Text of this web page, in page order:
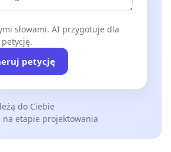
słowami. AI przygotuje dla
petycję
do Ciebie
na etapie projektowania